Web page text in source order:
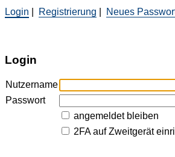
Login Registrierung Neues
Login
Nutzername
Passwort
angemeldet bleiben
2FA auf Zweitgerät